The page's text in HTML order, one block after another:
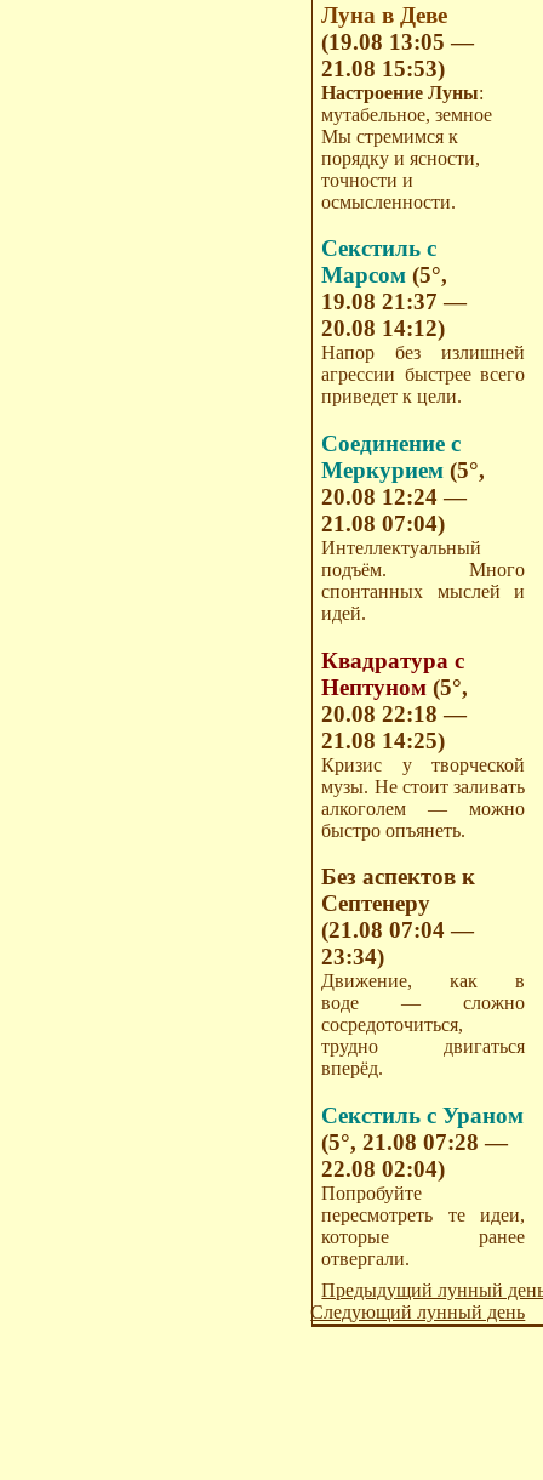
Луна в Деве
(19.08 13:05 —
21.08 15:53)
Настроение Луны:
мутабельное, земное
Мы стремимся к
порядку и ясности,
точности и
осмысленности.
Секстиль с
Марсом(5°,
19.08 21:37 —
20.08 14:12)
Напор без излишней
агрессии быстрее всего
приведет к цели.
Соединение с
Меркурием(5°,
20.08 12:24 —
21.08 07:04)
Интеллектуальный
подъём. Много
спонтанных мыслей и
идей.
Квадратура с
Нептуном(5°,
20.08 22:18 —
21.08 14:25)
Кризис у творческой
музы. Не стоит заливать
алкоголем — можно
быстро опъянеть.
Без аспектов к
Септенеру
(21.08 07:04 —
23:34)
Движение, как в
воде — сложно
сосредоточиться,
трудно двигаться
вперёд.
Секстиль с Ураном
(5°, 21.08 07:28 —
22.08 02:04)
Попробуйте
пересмотреть те идеи,
которые ранее
отвергали.
Предыдущий лунный
Следующий лунный день